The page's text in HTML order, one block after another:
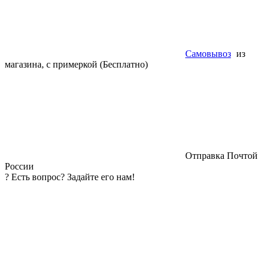
Самовывоз из
магазина, с примеркой (Бесплатно)
Отправка Почтой
России
? Есть вопрос? Задайте его нам!